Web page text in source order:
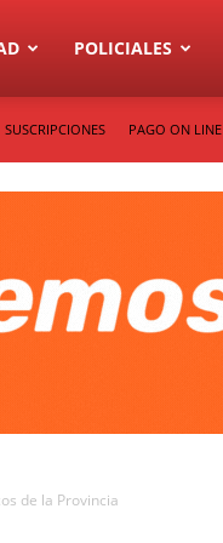
POLICIALES
SUSCRIPCIONES PAGO ON LINE
de la Provincia